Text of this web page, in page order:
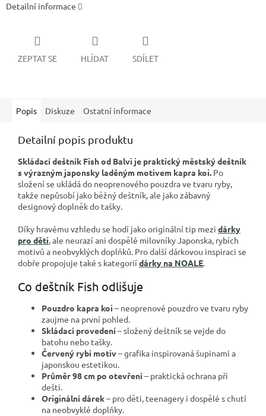
Detailní informace
ZEPTAT SE HLÍDAT SDÍLET
Popis Diskuze Ostatní informace
Detailní popis produktu
Skládací deštník Fish od Balvi je praktický městský deštník
s výrazným japonsky laděným motivem kapra koi. Po
složení se ukládá do neoprenového pouzdra ve tvaru ryby,
takže nepůsobí jako běžný deštník, ale jako zábavný
designový doplněk do tašky.
Díky hravému vzhledu se hodí jako originální tip mezi dárky
pro děti, ale neurazí ani dospělé milovníky Japonska, rybích
motivů a neobvyklých doplňků. Pro další dárkovou inspiraci se
dobře propojuje také s kategorií dárky na NOALE.
Co deštník Fish odlišuje
Pouzdro kapra koi – neoprenové pouzdro ve tvaru ryby
zaujme na první pohled.
Skládací provedení– složený deštník se vejde do
batohu nebo tašky.
Červený rybí motiv– grafika inspirovaná šupinami a
japonskou estetikou.
Průměr 98 cm po otevření– praktická ochrana při
dešti.
Originální dárek– pro děti, teenagery i dospělé s chutí
na neobvyklé doplňky.